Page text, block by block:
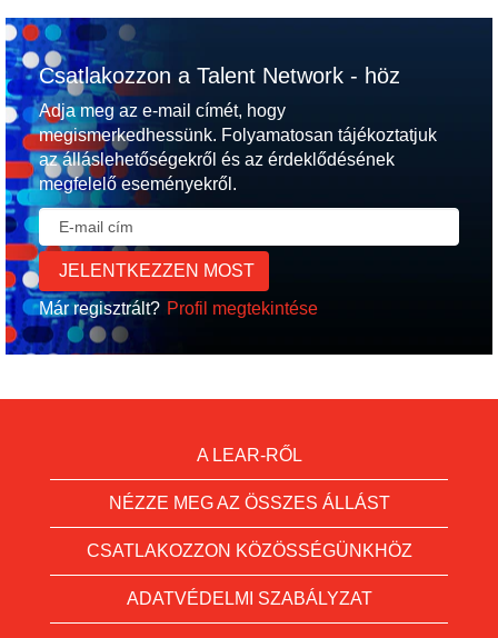
Csatlakozzon a Talent Network - höz
Adja meg az e-mail címét, hogy
megismerkedhessünk. Folyamatosan tájékoztatjuk
az álláslehetőségekről és az érdeklődésének
megfelelő eseményekről.
Már regisztrált? Profil megtekintése
A LEAR-RŐL
NÉZZE MEG AZ ÖSSZES ÁLLÁST
CSATLAKOZZON KÖZÖSSÉGÜNKHÖZ
ADATVÉDELMI SZABÁLYZAT